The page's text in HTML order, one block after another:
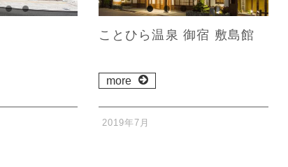
ことひら温泉 御宿 敷島館
more
2019年7月